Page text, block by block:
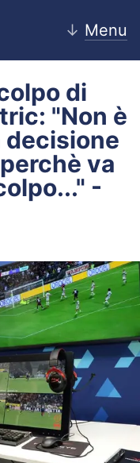
↓ Menu
di
"Non è
decisione
va
-